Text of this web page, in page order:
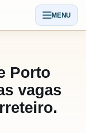
Abrir
MENU
Porto
vagas